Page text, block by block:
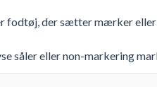
fodtøj, der sætter mærker
såler eller non-markering